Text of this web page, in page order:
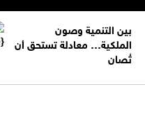
بين التنمية وصون
الملكية… معادلة تستحق أن
تُصان